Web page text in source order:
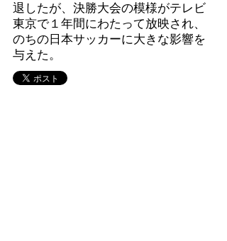
退したが、決勝大会の模様がテレビ
東京で１年間にわたって放映され、
のちの日本サッカーに大きな影響を
与えた。